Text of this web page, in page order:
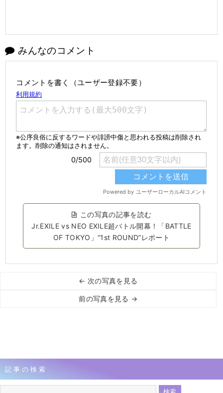
みんなのコメント
コメントを書く（ユーザー登録不要）
この写真の記事を読む
Jr.EXILE vs NEO EXILE超バトル開幕！「BATTLE
OF TOKYO」“1st ROUND”レポート
← 次の写真を見る
前の写真を見る →
記事の検索